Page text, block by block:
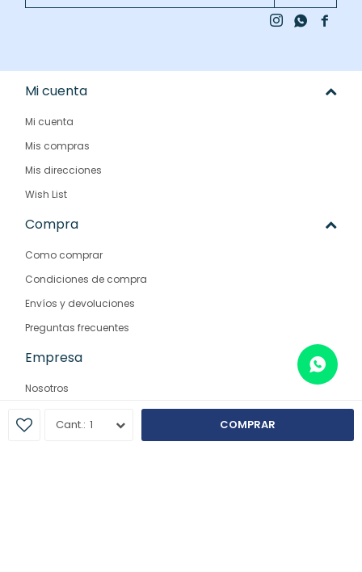
1 COMPRAR

 
Mi cuenta
Mi cuenta
Mis compras
Mis direcciones
Wish List
Compra
Como comprar
Condiciones de compra
Envíos y devoluciones
Preguntas frecuentes
Empresa
Nosotros